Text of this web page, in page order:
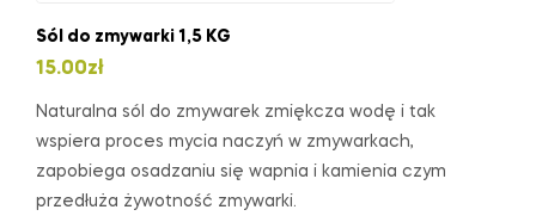
Sól do zmywarki 1,5 KG
15.00zł
Naturalna sól do zmywarek zmiękcza wodę i tak
wspiera proces mycia naczyń w zmywarkach,
zapobiega osadzaniu się wapnia i kamienia czym
przedłuża żywotność zmywarki.